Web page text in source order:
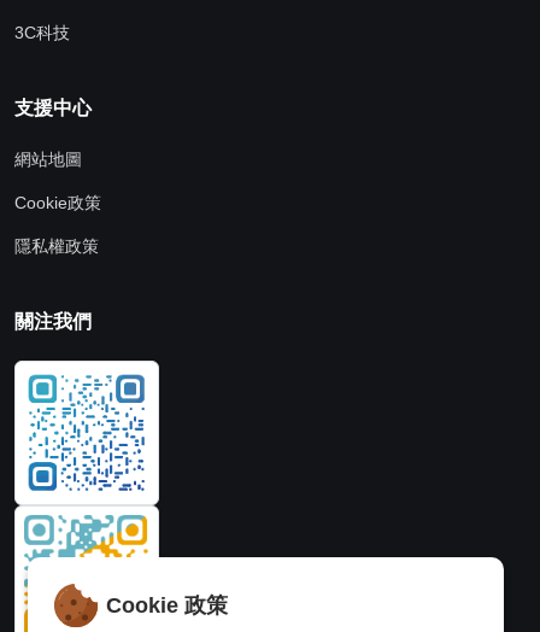
3C科技
支援中心
網站地圖
Cookie政策
隱私權政策
關注我們
Cookie 政策